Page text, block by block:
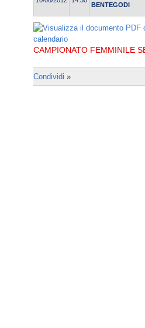
BENTEGODI
CAMPIONATO FEMMINILE
Condividi »